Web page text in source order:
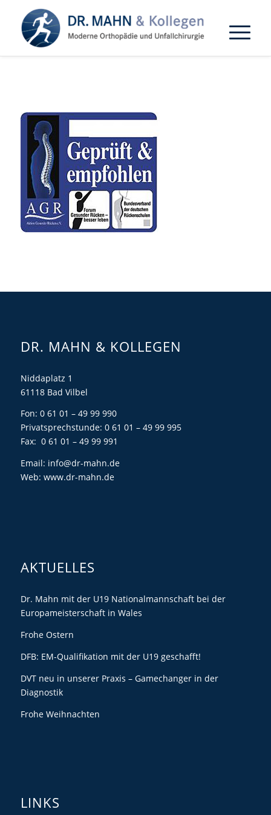
DR. MAHN & KOLLEGEN
Niddaplatz 1
61118 Bad Vilbel
Fon: 0 61 01 – 49 99 990
Privatsprechstunde: 0 61 01 – 49 99 995
Fax: 0 61 01 – 49 99 991
Email: info@dr-mahn.de
Web: www.dr-mahn.de
AKTUELLES
Dr. Mahn mit der U19 Nationalmannschaft bei der
Europameisterschaft in Wales
Frohe Ostern
DFB: EM-Qualifikation mit der U19 geschafft!
DVT neu in unserer Praxis – Gamechanger in der
Diagnostik
Frohe Weihnachten
LINKS